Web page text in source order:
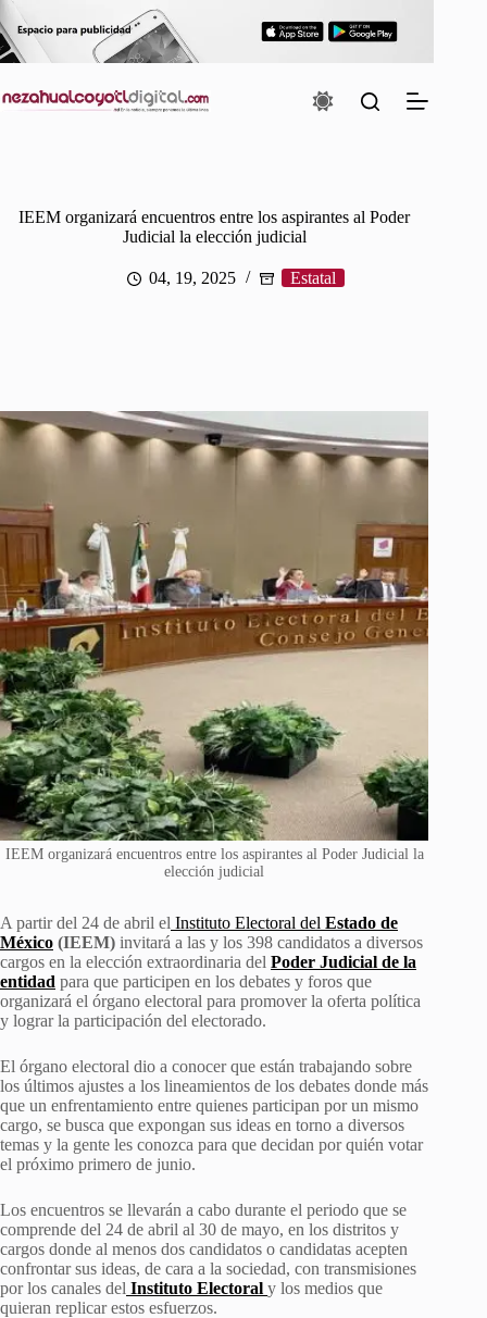
Saltar
al
contenido
IEEM organizará encuentros entre los aspirantes al Poder
Judicial la elección judicial
04, 19, 2025 Estatal
IEEM organizará encuentros entre los aspirantes al Poder Judicial la
elección judicial
A partir del 24 de abril el Instituto Electoral del Estado de
México (IEEM) invitará a las y los 398 candidatos a diversos
cargos en la elección extraordinaria del Poder Judicial de la
entidad para que participen en los debates y foros que
organizará el órgano electoral para promover la oferta política
y lograr la participación del electorado.
El órgano electoral dio a conocer que están trabajando sobre
los últimos ajustes a los lineamientos de los debates donde más
que un enfrentamiento entre quienes participan por un mismo
cargo, se busca que expongan sus ideas en torno a diversos
temas y la gente les conozca para que decidan por quién votar
el próximo primero de junio.
Los encuentros se llevarán a cabo durante el periodo que se
comprende del 24 de abril al 30 de mayo, en los distritos y
cargos donde al menos dos candidatos o candidatas acepten
confrontar sus ideas, de cara a la sociedad, con transmisiones
por los canales del Instituto Electoral y los medios que
quieran replicar estos esfuerzos.